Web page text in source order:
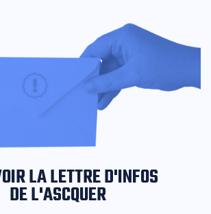
LA LETTRE D'INFOS
DE L'ASCQUER